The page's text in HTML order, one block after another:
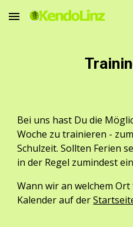
Skip to main content
Bei uns hast Du die
Woche zu trainieren -
Schulzeit. Sollten Ferien
in der Regel zumindest
Wann wir an welchem
Kalender auf der